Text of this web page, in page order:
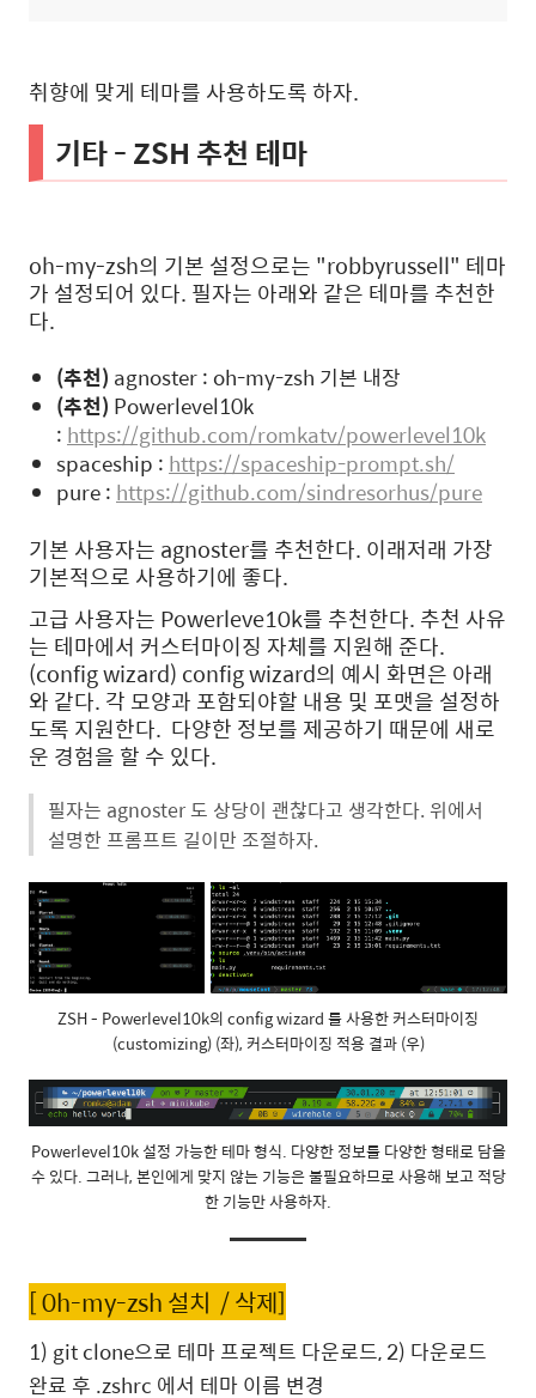
취향에 맞게 테마를 사용하도록 하자.
기타 - ZSH 추천 테마
oh-my-zsh의 기본 설정으로는 "robbyrussell" 테마
가 설정되어 있다. 필자는 아래와 같은 테마를 추천한
다.
(추천) agnoster : oh-my-zsh 기본 내장
(추천) Powerlevel10k
: https://github.com/romkatv/powerlevel10k
spaceship : https://spaceship-prompt.sh/
pure : https://github.com/sindresorhus/pure
기본 사용자는 agnoster를 추천한다. 이래저래 가장
기본적으로 사용하기에 좋다.
고급 사용자는 Powerleve10k를 추천한다. 추천 사유
는 테마에서 커스터마이징 자체를 지원해 준다.
(config wizard) config wizard의 예시 화면은 아래
와 같다. 각 모양과 포함되야할 내용 및 포맷을 설정하
도록 지원한다. 다양한 정보를 제공하기 때문에 새로
운 경험을 할 수 있다.
필자는 agnoster 도 상당이 괜찮다고 생각한다. 위에서
설명한 프롬프트 길이만 조절하자.
ZSH - Powerlevel10k의 config wizard 를 사용한 커스터마이징
(customizing) (좌), 커스터마이징 적용 결과 (우)
Powerlevel10k 설정 가능한 테마 형식. 다양한 정보를 다양한 형태로 담을
수 있다. 그러나, 본인에게 맞지 않는 기능은 불필요하므로 사용해 보고 적당
한 기능만 사용하자.
[ 0h-my-zsh 설치 / 삭제]
1) git clone으로 테마 프로젝트 다운로드, 2) 다운로드
완료 후 .zshrc 에서 테마 이름 변경